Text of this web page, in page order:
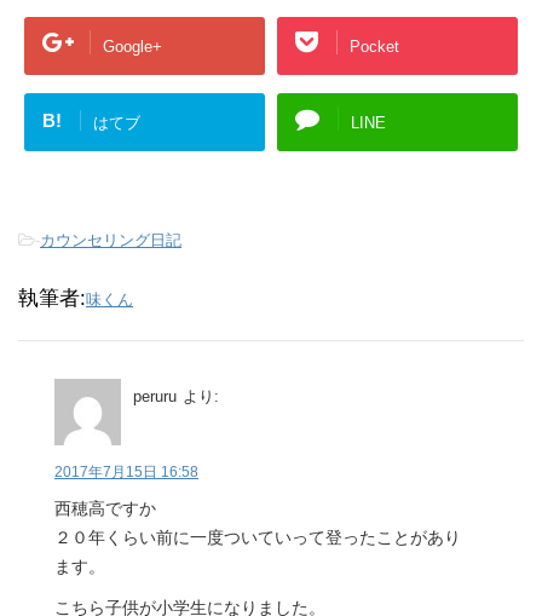
Google+ Pocket
B! はてブ LINE
-カウンセリング日記
執筆者:味くん
peruru より:
2017年7月15日 16:58
西穂高ですか
２０年くらい前に一度ついていって登ったことがあり
ます。
こちら子供が小学生になりました。